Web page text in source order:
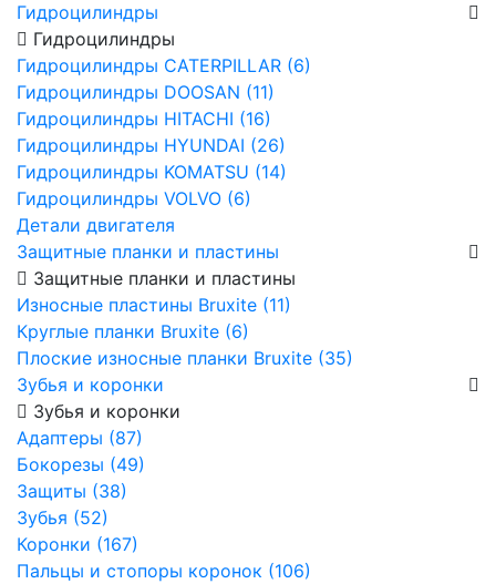
Гидроцилиндры
Гидроцилиндры
Гидроцилиндры CATERPILLAR (6)
Гидроцилиндры DOOSAN (11)
Гидроцилиндры HITACHI (16)
Гидроцилиндры HYUNDAI (26)
Гидроцилиндры KOMATSU (14)
Гидроцилиндры VOLVO (6)
Детали двигателя
Защитные планки и пластины
Защитные планки и пластины
Износные пластины Bruxite (11)
Круглые планки Bruxite (6)
Плоские износные планки Bruxite (35)
Зубья и коронки
Зубья и коронки
Адаптеры (87)
Бокорезы (49)
Защиты (38)
Зубья (52)
Коронки (167)
Пальцы и стопоры коронок (106)